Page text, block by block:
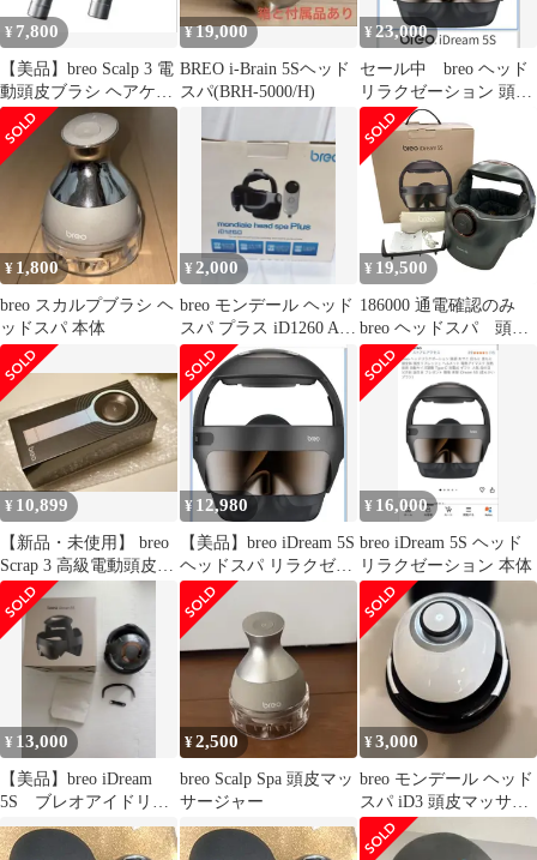
¥ 7,800
【美品】breo Scalp 3 電
動頭皮ブラシ ヘアケア
ヘッドスパ 頭皮
¥19,000
BREO i-Brain 5Sヘッド
スパ(BRH-5000/H)
¥ 23,000
セール中 breo ヘッド
リラクゼーション 頭部
柔らかいブラシ
¥ 1,800
breo スカルプブラシ ヘ
ッドスパ 本体
¥2,000
breo モンデール ヘッド
スパ プラス iD1260 AC
電源なし ジャンク
¥ 19,500
186000 通電確認のみ
breo ヘッドスパ 頭皮
マッサージャー iDream
5S
¥ 10,899
【新品・未使用】 breo
Scrap 3 高級電動頭皮ブ
ラシ
¥ 12,980
【美品】breo iDream 5S
ヘッドスパ リラクゼー
ション 本体
¥ 16,000
breo iDream 5S ヘッド
リラクゼーション 本体
¥ 13,000
【美品】breo iDream
5S ブレオアイドリー
ム5S ヘッドスパ
¥2,500
breo Scalp Spa 頭皮マッ
サージャー
¥3,000
breo モンデール ヘッド
スパ iD3 頭皮マッサー
ジ ケース付き